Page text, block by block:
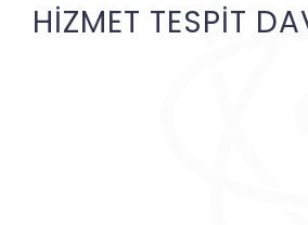
HİZMET TESPİT